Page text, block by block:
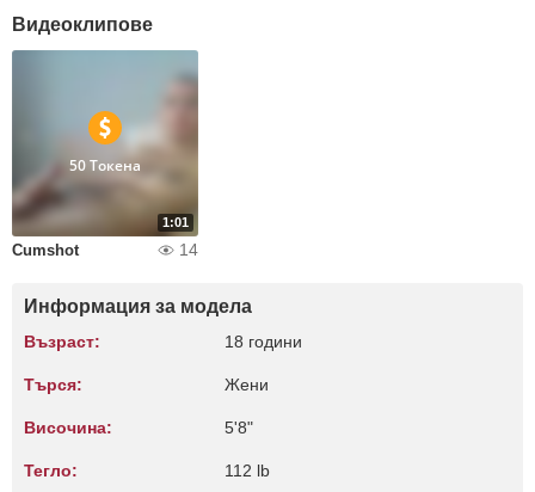
Видеоклипове
1:01
50 Токена
Cumshot 14
Информация за модела
Възраст: 18 години
Търся: Жени
Височина: 5'8"
Тегло: 112 lb